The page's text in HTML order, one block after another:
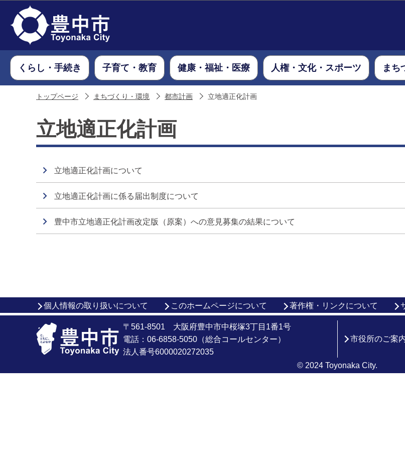
くらし・手続き 子育て・教育 健康・福祉・医療 人権・文化・スポーツ まち
トップページ まちづくり・環境 都市計画 立地適正化計画
立地適正化計画
立地適正化計画について
立地適正化計画に係る届出制度について
豊中市立地適正化計画改定版（原案）への意見募集の結果について
個人情報の取り扱いについて このホームページについて 著作権・リンクについて
〒561-8501 大阪府豊中市中桜塚3丁目1番1号
電話：06-6858-5050（総合コールセンター）
法人番号6000020272035
市役所のご案
© 2024 Toyonaka City.